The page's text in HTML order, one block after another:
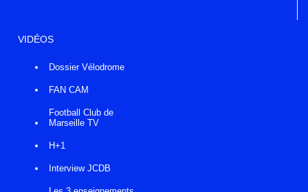
VIDÉOS
Dossier Vélodrome
FAN CAM
Football Club de
Marseille TV
H+1
Interview JCDB